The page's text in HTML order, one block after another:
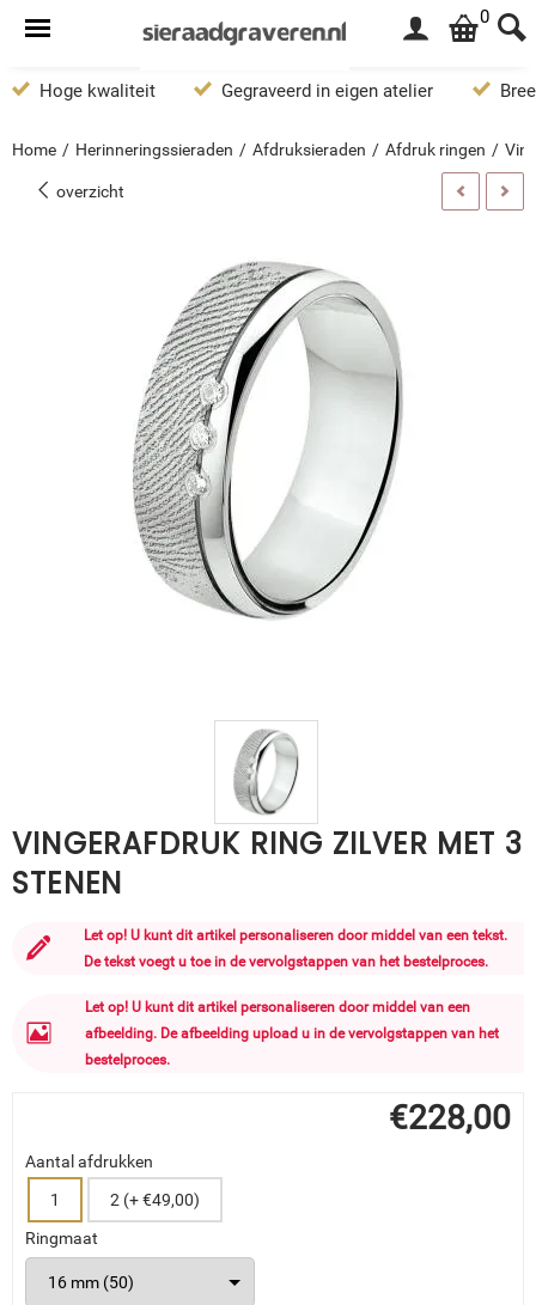
0
Hoge kwaliteit Gegraveerd in eigen atelier
Home / Herinneringssieraden / Afdruksieraden / Afdruk ringen /
overzicht
VINGERAFDRUK RING ZILVER MET 3
STENEN
Let op! U kunt dit artikel personaliseren door middel van een tekst.
De tekst voegt u toe in de vervolgstappen van het bestelproces.
Let op! U kunt dit artikel personaliseren door middel van een
afbeelding. De afbeelding upload u in de vervolgstappen van het
bestelproces.
€228,00
Aantal afdrukken
1
2 (+ €49,00)
Ringmaat